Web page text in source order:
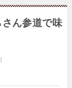
さん参道で味